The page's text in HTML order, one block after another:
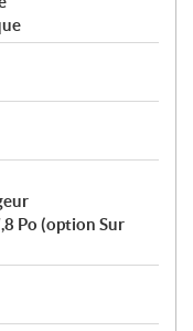
Po (option Sur